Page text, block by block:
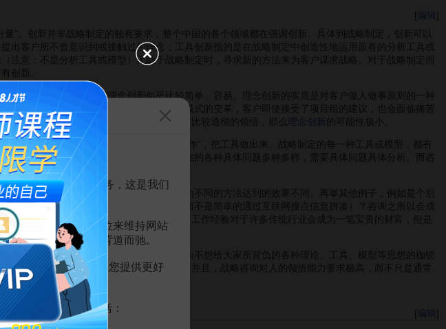
[编辑
。创新并非战略制定的独有要求，整个中国的各个领域都在强调创新。具体到战略制定，创新可以
出客户所不曾意识到或接触过的理念；工具创新指的是在战略制定中创造性地运用原有的分析工具或
注意：不是分析工具或模型）无助于战略制定时，寻求新的方法来为客户谋求战略。对于战略制定而
创新。
是最难的，虽然看起来理念创新似乎比较简单、容易。理念创新的实质是对客户做人做事原则的一种
要使得客户理解并考虑接受生存方式或运营模式的变革，客户即使接受了项目组的建议，也会面临痛苦
目组中没有人对人生、对组织、对世界有比较透彻的领悟，那么
理念创新 的可能性极小。
也是确定的，因此重要的在于如何去“操作”，把工具做出来。战略制定的每一种工具或模型，都有
工具会与实际脱离，更重要的是，客户面临的各种具体问题多种多样，需要具体问题具体分析。而咨
。这既体现了专业性，又能授人以渔。
上而下、还是从下而上？没有定论，因为不同的方法达到的效果不同。再举其他例子，例如是个别
略制定过程中该如何去获取信息或了解（而不是简单的通过互联网搜点信息拼凑）？咨询之所以会成
断革新、对自己的所谓经验和方法“革命”。工作经验对于许多传统行业会成为一笔宝贵的财富，但是
了谈感受。之所以不想说得太多，是因为不想给大家所背负的各种理论、工具、模型等思想的枷锁
人”，其实战略咨询顾问又何尝不是如此？并且，战略咨询对人的领悟能力要求极高，而不只是通常
禅师……
[编辑
户的一封信
为大家提供知识服务，这是我们
依靠不断增加广告位来维持网站
这也与我们的初衷背道而驰。
员收费制度，以便为您提供更好
通 ），您的权益将包括：